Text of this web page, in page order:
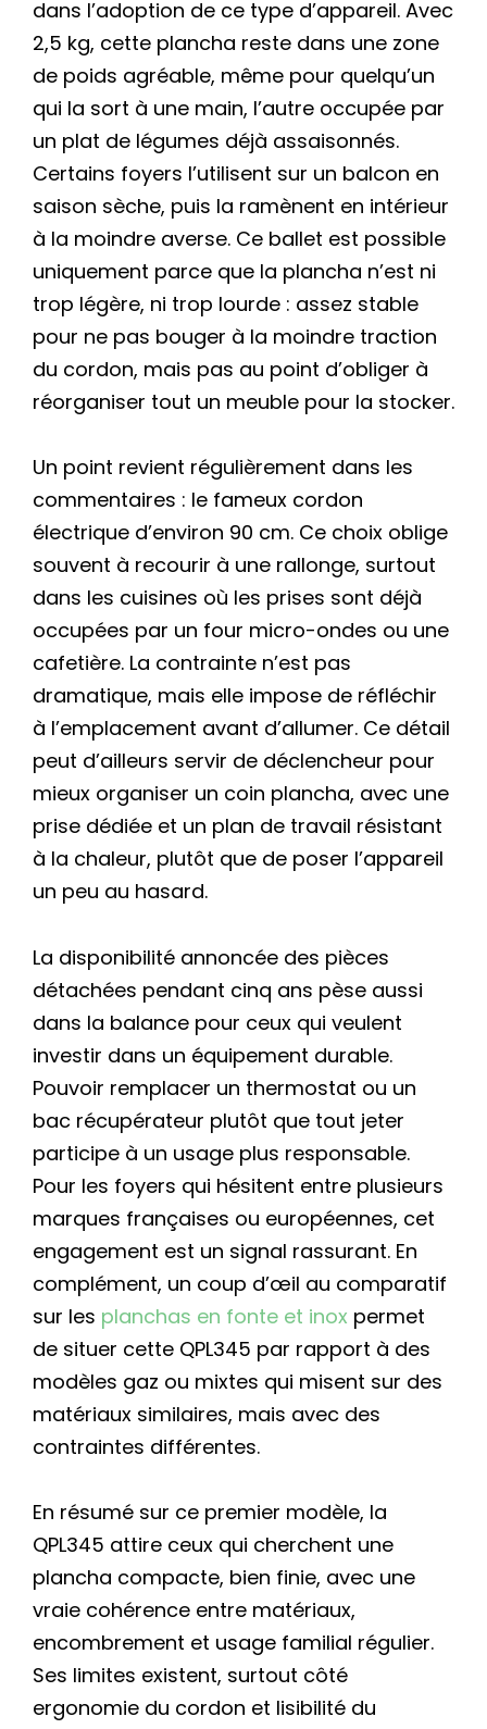
dans l’adoption de ce type d’appareil. Avec
2,5 kg, cette plancha reste dans une zone
de poids agréable, même pour quelqu’un
qui la sort à une main, l’autre occupée par
un plat de légumes déjà assaisonnés.
Certains foyers l’utilisent sur un balcon en
saison sèche, puis la ramènent en intérieur
à la moindre averse. Ce ballet est possible
uniquement parce que la plancha n’est ni
trop légère, ni trop lourde : assez stable
pour ne pas bouger à la moindre traction
du cordon, mais pas au point d’obliger à
réorganiser tout un meuble pour la stocker.
Un point revient régulièrement dans les
commentaires : le fameux cordon
électrique d’environ 90 cm. Ce choix oblige
souvent à recourir à une rallonge, surtout
dans les cuisines où les prises sont déjà
occupées par un four micro-ondes ou une
cafetière. La contrainte n’est pas
dramatique, mais elle impose de réfléchir
à l’emplacement avant d’allumer. Ce détail
peut d’ailleurs servir de déclencheur pour
mieux organiser un coin plancha, avec une
prise dédiée et un plan de travail résistant
à la chaleur, plutôt que de poser l’appareil
un peu au hasard.
La disponibilité annoncée des pièces
détachées pendant cinq ans pèse aussi
dans la balance pour ceux qui veulent
investir dans un équipement durable.
Pouvoir remplacer un thermostat ou un
bac récupérateur plutôt que tout jeter
participe à un usage plus responsable.
Pour les foyers qui hésitent entre plusieurs
marques françaises ou européennes, cet
engagement est un signal rassurant. En
complément, un coup d’œil au comparatif
sur les planchas en fonte et inox permet
de situer cette QPL345 par rapport à des
modèles gaz ou mixtes qui misent sur des
matériaux similaires, mais avec des
contraintes différentes.
En résumé sur ce premier modèle, la
QPL345 attire ceux qui cherchent une
plancha compacte, bien finie, avec une
vraie cohérence entre matériaux,
encombrement et usage familial régulier.
Ses limites existent, surtout côté
ergonomie du cordon et lisibilité du